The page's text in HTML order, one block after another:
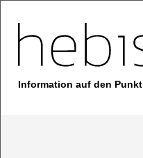
Information auf den Punkt